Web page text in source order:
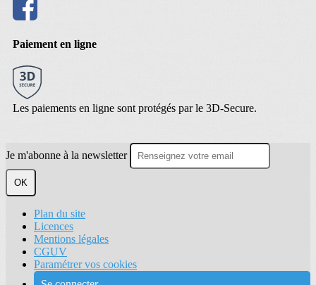
Paiement en ligne
Les paiements en ligne sont protégés par le 3D-Secure.
Je m'abonne à la newsletter
OK
Plan du site
Licences
Mentions légales
CGUV
Paramétrer vos cookies